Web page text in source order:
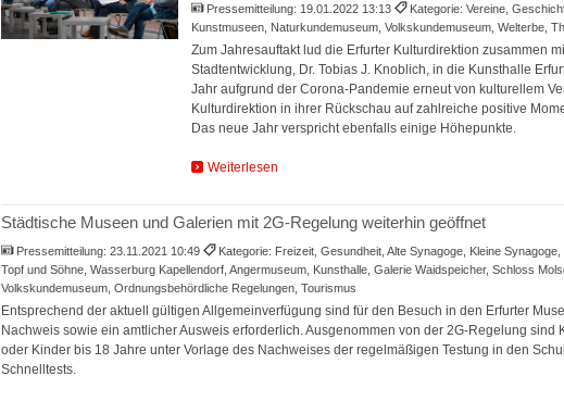
Pressemitteilung: 19.01.2022 13:13
Kategorie: Vereine,
Kunstmuseen, Naturkundemuseum, Volkskundemuseum, Welterbe,
Zum Jahresauftakt lud die Erfurter Kulturdirektion zusammen
Stadtentwicklung, Dr. Tobias J. Knoblich, in die Kunsthalle
Jahr aufgrund der Corona-Pandemie erneut von kulturellem
Kulturdirektion in ihrer Rückschau auf zahlreiche positive
Das neue Jahr verspricht ebenfalls einige Höhepunkte.
Weiterlesen
Städtische Museen und Galerien mit 2G-Regelung weiterhin geöffnet
Pressemitteilung:23.11.2021 10:49
Kategorie: Freizeit, Gesundheit, Alte Synagoge, Kleine
Topf und Söhne, Wasserburg Kapellendorf, Angermuseum, Kunsthalle, Galerie Waidspeicher, Schloss
Volkskundemuseum, Ordnungsbehördliche Regelungen, Tourismus
Entsprechend der aktuell gültigen Allgemeinverfügung sind für den Besuch in den Erfurter
Nachweis sowie ein amtlicher Ausweis erforderlich. Ausgenommen von der 2G-Regelung sind
oder Kinder bis 18 Jahre unter Vorlage des Nachweises der regelmäßigen Testung in den
Schnelltests.